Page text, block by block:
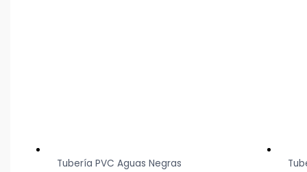
Tubería PVC Aguas Negras